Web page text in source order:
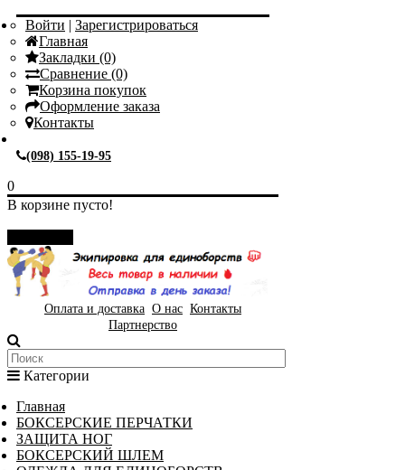
Войти | Зарегистрироваться
Главная
Закладки (0)
Сравнение (0)
Корзина покупок
Оформление заказа
Контакты
(098) 155-19-95
0
В корзине пусто!
Оплата и доставка О нас Контакты
Партнерство
Категории
Главная
БОКСЕРСКИЕ ПЕРЧАТКИ
ЗАЩИТА НОГ
БОКСЕРСКИЙ ШЛЕМ